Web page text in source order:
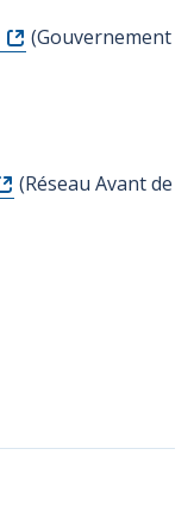
(Gouvernement
(Réseau Avant de